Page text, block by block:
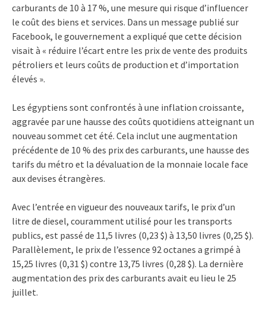
carburants de 10 à 17 %, une mesure qui risque d’influencer
le coût des biens et services. Dans un message publié sur
Facebook, le gouvernement a expliqué que cette décision
visait à « réduire l’écart entre les prix de vente des produits
pétroliers et leurs coûts de production et d’importation
élevés ».
Les égyptiens sont confrontés à une inflation croissante,
aggravée par une hausse des coûts quotidiens atteignant un
nouveau sommet cet été. Cela inclut une augmentation
précédente de 10 % des prix des carburants, une hausse des
tarifs du métro et la dévaluation de la monnaie locale face
aux devises étrangères.
Avec l’entrée en vigueur des nouveaux tarifs, le prix d’un
litre de diesel, couramment utilisé pour les transports
publics, est passé de 11,5 livres (0,23 $) à 13,50 livres (0,25 $).
Parallèlement, le prix de l’essence 92 octanes a grimpé à
15,25 livres (0,31 $) contre 13,75 livres (0,28 $). La dernière
augmentation des prix des carburants avait eu lieu le 25
juillet.